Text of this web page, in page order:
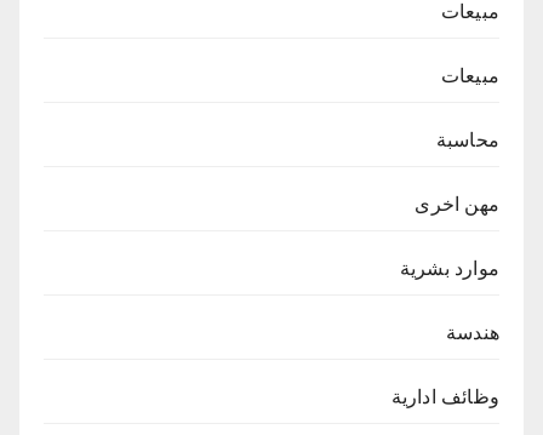
مبيعات
مبيعات
محاسبة
مهن اخرى
موارد بشرية
هندسة
وظائف ادارية